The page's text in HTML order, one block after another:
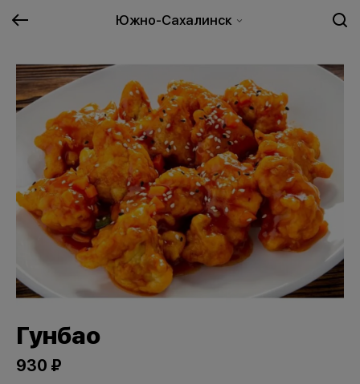
Южно-Сахалинск
Гунбао
930 ₽